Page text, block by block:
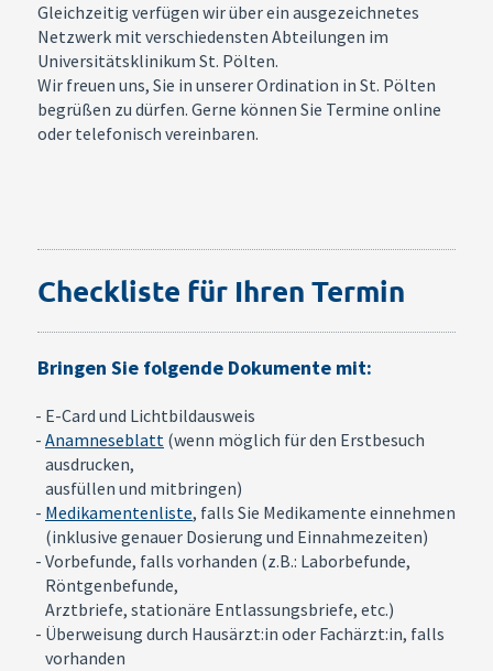
Gleichzeitig verfügen wir über ein ausgezeichnetes
Netzwerk mit verschiedensten Abteilungen im
Universitätsklinikum St. Pölten.
Wir freuen uns, Sie in unserer Ordination in St. Pölten
begrüßen zu dürfen. Gerne können Sie Termine online
oder telefonisch vereinbaren.
Checkliste für Ihren Termin
Bringen Sie folgende Dokumente mit:
E-Card und Lichtbildausweis
Anamneseblatt (wenn möglich für den Erstbesuch
ausdrucken,
ausfüllen und mitbringen)
Medikamentenliste, falls Sie Medikamente einnehmen
(inklusive genauer Dosierung und Einnahmezeiten)
Vorbefunde, falls vorhanden (z.B.: Laborbefunde,
Röntgenbefunde,
Arztbriefe, stationäre Entlassungsbriefe, etc.)
Überweisung durch Hausärzt:in oder Fachärzt:in, falls
vorhanden